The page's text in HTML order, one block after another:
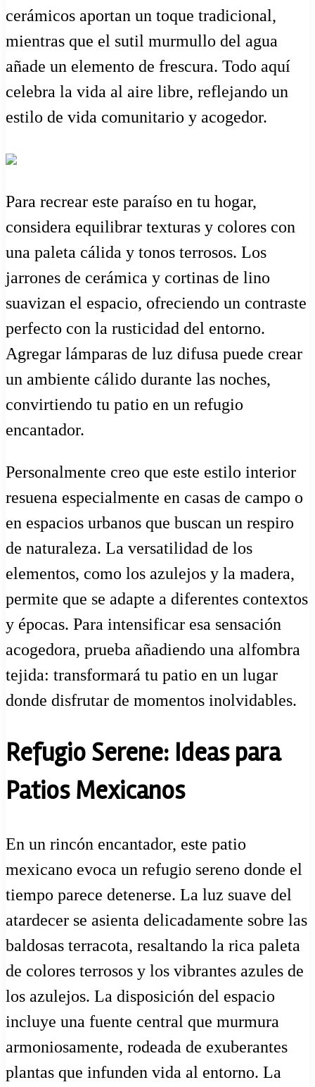
cerámicos aportan un toque tradicional,
mientras que el sutil murmullo del agua
añade un elemento de frescura. Todo aquí
celebra la vida al aire libre, reflejando un
estilo de vida comunitario y acogedor.
Para recrear este paraíso en tu hogar,
considera equilibrar texturas y colores con
una paleta cálida y tonos terrosos. Los
jarrones de cerámica y cortinas de lino
suavizan el espacio, ofreciendo un contraste
perfecto con la rusticidad del entorno.
Agregar lámparas de luz difusa puede crear
un ambiente cálido durante las noches,
convirtiendo tu patio en un refugio
encantador.
Personalmente creo que este estilo interior
resuena especialmente en casas de campo o
en espacios urbanos que buscan un respiro
de naturaleza. La versatilidad de los
elementos, como los azulejos y la madera,
permite que se adapte a diferentes contextos
y épocas. Para intensificar esa sensación
acogedora, prueba añadiendo una alfombra
tejida: transformará tu patio en un lugar
donde disfrutar de momentos inolvidables.
Refugio Serene: Ideas para
Patios Mexicanos
En un rincón encantador, este patio
mexicano evoca un refugio sereno donde el
tiempo parece detenerse. La luz suave del
atardecer se asienta delicadamente sobre las
baldosas terracota, resaltando la rica paleta
de colores terrosos y los vibrantes azules de
los azulejos. La disposición del espacio
incluye una fuente central que murmura
armoniosamente, rodeada de exuberantes
plantas que infunden vida al entorno. La